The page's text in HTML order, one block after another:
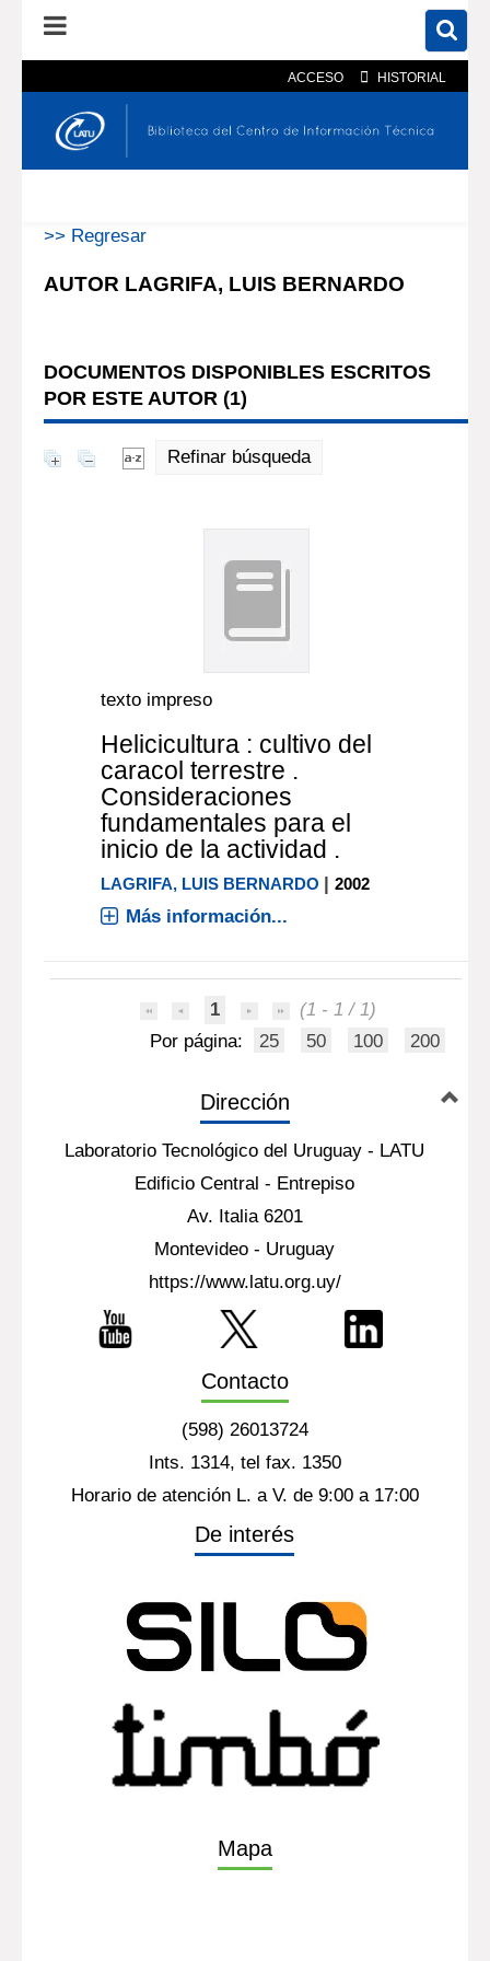
ACCESO HISTORIAL
En el catálogo En el sitio
>> Regresar
AUTOR LAGRIFA, LUIS BERNARDO
DOCUMENTOS DISPONIBLES ESCRITOS
POR ESTE AUTOR (1)
Refinar búsqueda
texto impreso
Helicicultura : cultivo del
caracol terrestre .
Consideraciones
fundamentales para el
inicio de la actividad .
LAGRIFA, LUIS BERNARDO |2002
Más información...
1
(1 - 1 / 1)
Por página:
25 50 100 200
Dirección
Laboratorio Tecnológico del Uruguay - LATU
Edificio Central - Entrepiso
Av. Italia 6201
Montevideo - Uruguay
https://www.latu.org.uy/
Contacto
(598) 26013724
Ints. 1314, tel fax. 1350
Horario de atención L. a V. de 9:00 a 17:00
De interés
Mapa